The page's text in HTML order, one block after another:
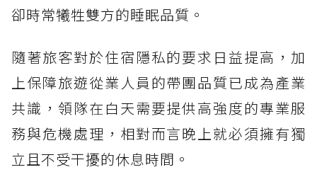
卻時常犧牲雙方的睡眠品質。
隨著旅客對於住宿隱私的要求日益提高，加
上保障旅遊從業人員的帶團品質已成為產業
共識，領隊在白天需要提供高強度的專業服
務與危機處理，相對而言晚上就必須擁有獨
立且不受干擾的休息時間。